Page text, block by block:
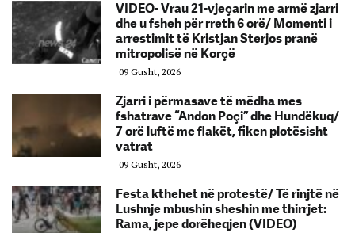
VIDEO- Vrau 21-vjeçarin me armë zjarri
dhe u fsheh për rreth 6 orë/ Momenti i
arrestimit të Kristjan Sterjos pranë
mitropolisë në Korçë
09 Gusht, 2026
Zjarri i përmasave të mëdha mes
fshatrave “Andon Poçi” dhe Hundëkuq/
7 orë luftë me flakët, fiken plotësisht
vatrat
09 Gusht, 2026
Festa kthehet në protestë/ Të rinjtë në
Lushnje mbushin sheshin me thirrjet:
Rama, jepe dorëheqjen (VIDEO)